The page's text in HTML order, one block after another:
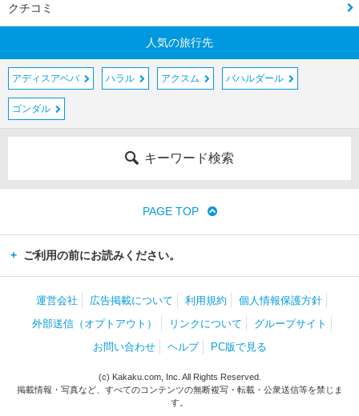
クチコミ
人気の旅行先
アディスアベバ ハラル アクスム バハルダール
ゴンダル
キーワード検索
PAGE TOP
ご利用の前にお読みください。
運営会社 広告掲載について 利用規約
個人情報保護方針
外部送信（オプトアウト）
リンクについて
グループサイト
お問い合わせ
ヘルプ PC版で見る
(c) Kakaku.com, Inc. All Rights Reserved.
掲載情報・写真など、すべてのコンテンツの無断複写・転載・公衆送信等を禁じま
す。